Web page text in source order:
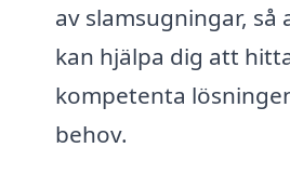
av slamsugningar,
kan hjälpa dig att
kompetenta
behov.